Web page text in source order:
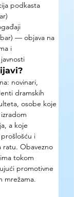
podkasta
— objava na
i
novinari,
dramskih
osobe koje
a koje
i
ratu. Obavezno
tokom
promotivne
mrežama.